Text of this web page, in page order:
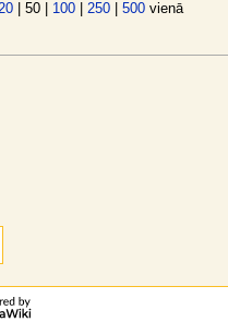
| 50| 100| 250| 500vienā